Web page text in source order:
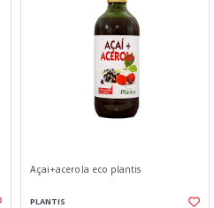
Açai+acerola eco plantis
PLANTIS